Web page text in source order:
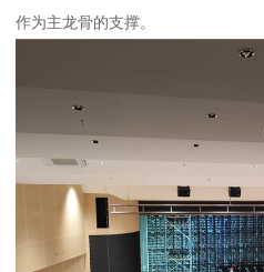
作为主龙骨的支撑。